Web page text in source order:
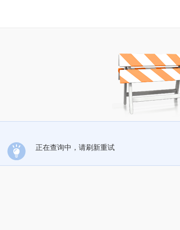
正在查询中，请刷新重试